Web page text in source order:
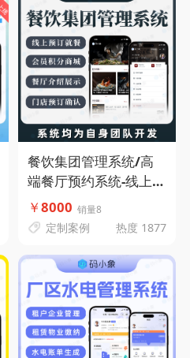
餐饮集团管理系统/高
端餐厅预约系统-线上预
订就餐- 会员积分商城-
门店预订确认-码小象源
￥8000 销量8
定制案例 热度 1877